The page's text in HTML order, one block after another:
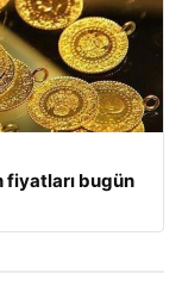
fiyatları bugün